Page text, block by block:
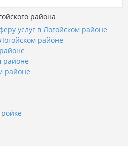
района
услуг в Логойском районе
районе
районе
районе